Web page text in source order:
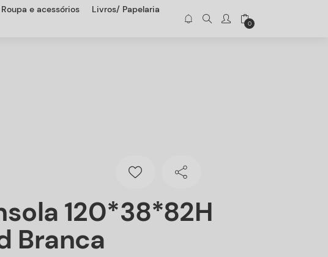
Roupa e acessórios
Livros/ Papelaria
0
120*38*82H
Branca